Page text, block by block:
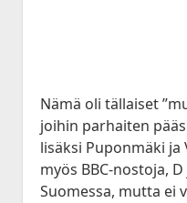
Nämä oli tällaiset
joihin parhaiten
lisäksi Puponmäki ja
myös BBC-nostoja,
Suomessa, mutta ei